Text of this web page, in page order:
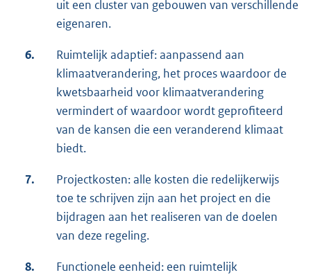
uit een cluster van gebouwen van verschillende
eigenaren.
6.
Ruimtelijk adaptief: aanpassend aan
klimaatverandering, het proces waardoor de
kwetsbaarheid voor klimaatverandering
vermindert of waardoor wordt geprofiteerd
van de kansen die een veranderend klimaat
biedt.
7.
Projectkosten: alle kosten die redelijkerwijs
toe te schrijven zijn aan het project en die
bijdragen aan het realiseren van de doelen
van deze regeling.
8.
Functionele eenheid: een ruimtelijk